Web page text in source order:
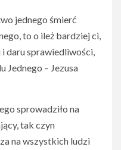
jednego śmierć
to o ileż bardziej ci,
daru sprawiedliwości,
Jednego – Jezusa
sprowadziło na
tak czyn
na wszystkich ludzi